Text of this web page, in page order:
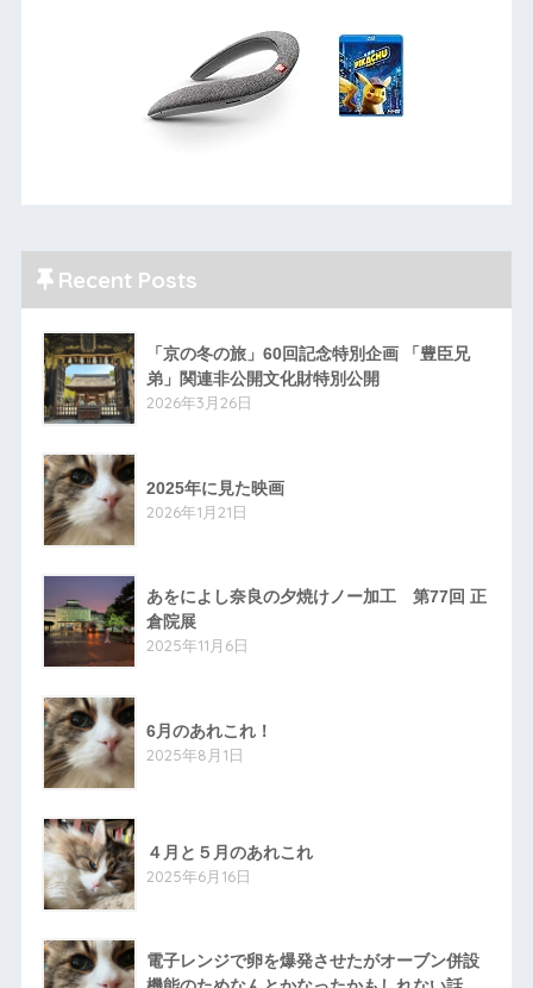
Recent Posts
「京の冬の旅」60回記念特別企画 「豊臣兄
弟」関連非公開文化財特別公開
2026年3月26日
2025年に見た映画
2026年1月21日
あをによし奈良の夕焼けノー加工 第77回 正
倉院展
2025年11月6日
6月のあれこれ！
2025年8月1日
４月と５月のあれこれ
2025年6月16日
電子レンジで卵を爆発させたがオーブン併設